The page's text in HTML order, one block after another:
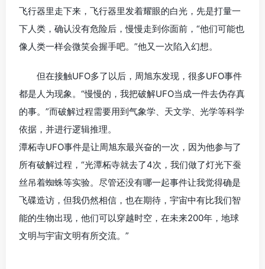
飞行器里走下来，飞行器里发着耀眼的白光，先是打量一
下人类，确认没有危险后，慢慢走到你面前，“他们可能也
像人类一样会微笑会握手吧。”他又一次陷入幻想。
但在接触UFO多了以后，周旭东发现，很多UFO事件
都是人为现象。“慢慢的，我把破解UFO当成一件去伪存真
的事。”而破解过程需要用到气象学、天文学、光学等科学
依据，并进行逻辑推理。
潭柘寺UFO事件是让周旭东最兴奋的一次，因为他参与了
所有破解过程，“光潭柘寺就去了4次，我们做了灯光下蚕
丝吊着蜘蛛等实验。尽管还没有哪一起事件让我觉得确是
飞碟造访，但我仍然相信，也在期待，宇宙中有比我们智
能的生物出现，他们可以穿越时空，在未来200年，地球
文明与宇宙文明有所交流。”